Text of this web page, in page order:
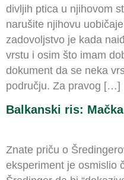
divljih ptica u njihovom
narušite njihovu
zadovoljstvo je kada
vrstu i osim što imam
dokument da se neka
području. Za pravog […]
Balkanski ris:
Znate priču o
eksperiment je osmislio